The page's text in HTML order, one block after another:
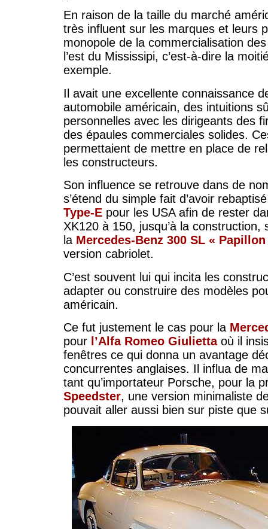
En raison de la taille du marché
très influent sur les marques et leurs
monopole de la commercialisation
l’est du Mississipi, c’est-à-dire la
exemple.
Il avait une excellente connaissance
automobile américain, des intuitions
personnelles avec les dirigeants des
des épaules commerciales solides.
permettaient de mettre en place de
les constructeurs.
Son influence se retrouve dans de
s’étend du simple fait d’avoir
Type-E pour les USA afin de rester
XK120 à 150, jusqu’à la construction,
la Mercedes-Benz 300 SL « Papillon
version cabriolet.
C’est souvent lui qui incita les
adapter ou construire des modèles
américain.
Ce fut justement le cas pour la
pour l’Alfa Romeo Giuliettaoù il
fenêtres ce qui donna un avantage
concurrentes anglaises. Il influa de
tant qu’importateur Porsche, pour la
Speedster, une version minimaliste
pouvait aller aussi bien sur piste que